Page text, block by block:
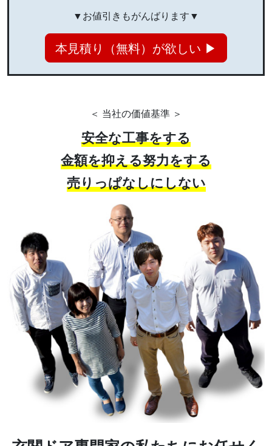
▼お値引きもがんばります▼
本見積り（無料）が欲しい ▶
＜ 当社の価値基準 ＞
安全な工事をする
金額を抑える努力をする
売りっぱなしにしない